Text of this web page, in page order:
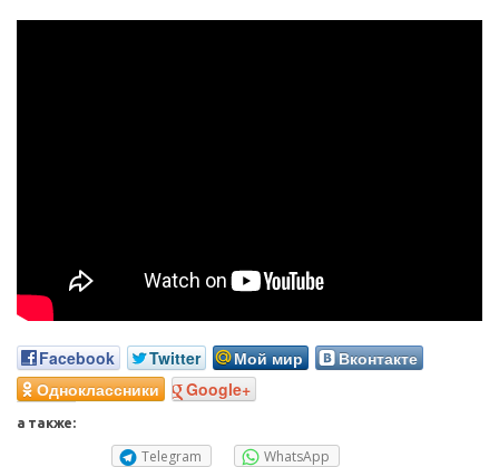
Facebook Twitter Мой мир
Вконтакте
Одноклассники
Google+
а также:
Telegram
WhatsApp